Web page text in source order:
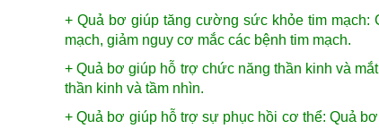
+ Quả bơ giúp tăng cường sức khỏe tim mạch:
mạch, giảm nguy cơ mắc các bệnh tim mạch.
+ Quả bơ giúp hỗ trợ chức năng thần kinh và
thần kinh và tầm nhìn.
+ Quả bơ giúp hỗ trợ sự phục hồi cơ thể: Quả